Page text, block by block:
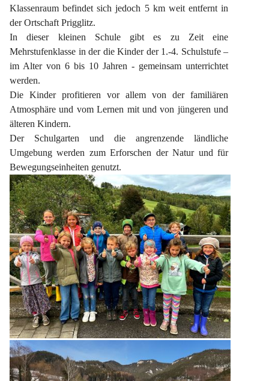
Klassenraum befindet sich jedoch 5 km weit entfernt in
der Ortschaft Prigglitz.
In dieser kleinen Schule gibt es zu Zeit eine
Mehrstufenklasse in der die Kinder der 1.-4. Schulstufe –
im Alter von 6 bis 10 Jahren - gemeinsam unterrichtet
werden.
Die Kinder profitieren vor allem von der familiären
Atmosphäre und vom Lernen mit und von jüngeren und
älteren Kindern.
Der Schulgarten und die angrenzende ländliche
Umgebung werden zum Erforschen der Natur und für
Bewegungseinheiten genutzt.